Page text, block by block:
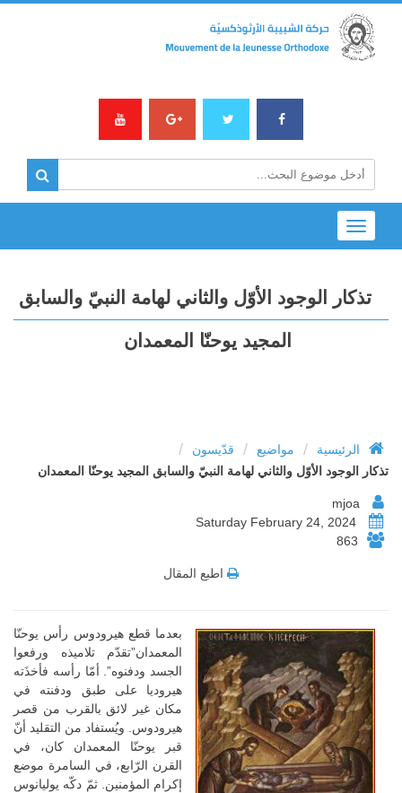
Toggle
navigation
تذكار الوجود الأوّل والثاني لهامة النبيّ والسابق
المجيد يوحنّا المعمدان
الرئيسية / مواضيع / قدّيسون /
تذكار الوجود الأوّل والثاني لهامة النبيّ والسابق المجيد يوحنّا المعمدان
863
اطبع المقال
بعدما قطع هيرودوس رأس يوحنّا
المعمدان”تقدّم تلاميذه ورفعوا
الجسد ودفنوه”. أمّا رأسه فأخذَته
هيروديا على طبق ودفنته في
مكان غير لائق بالقرب من قصر
هيرودوس. ويُستفاد من التقليد أنّ
قبر يوحنّا المعمدان كان، في
القرن الرّابع، في السامرة موضع
إكرام المؤمنين. ثمّ دكّه يوليانوس